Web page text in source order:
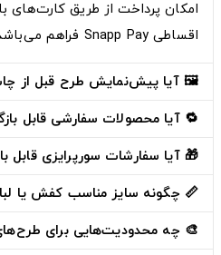
امکان پرداخت از طریقکارت‌های
اقساطی Snapp Pay
فراهم
🖼️ آیا پیش‌نمایش طرح قبل از
🔁 آیا محصولات سفارشی قابل
🎁 آیا سفارشات سورپرایزی
📏 چگونه سایز مناسب کفش یا
🎨 چه محدودیت‌هایی برای